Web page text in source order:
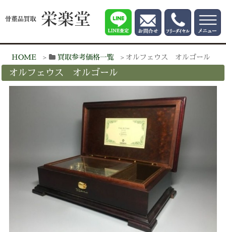
HOME 買取参考価格一覧 オルフェウス オルゴール
オルフェウス オルゴール